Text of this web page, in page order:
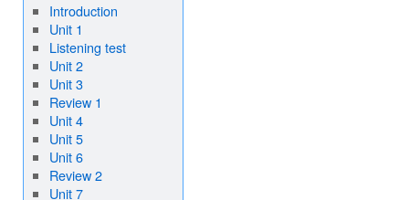
Introduction
Unit 1
Listening test
Unit 2
Unit 3
Review 1
Unit 4
Unit 5
Unit 6
Review 2
Unit 7